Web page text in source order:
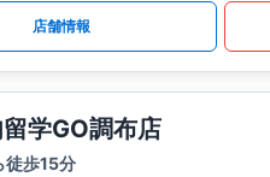
店舗情報
学GO調布店
徒歩15分